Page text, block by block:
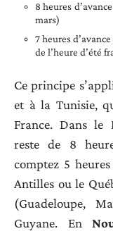
8 heures
mars)
7 heures
de l’heure d’été
Ce principe
et à la Tunisie,
France. Dans le
reste de 8
comptez 5
Antilles ou le
(Guadeloupe,
Guyane. En